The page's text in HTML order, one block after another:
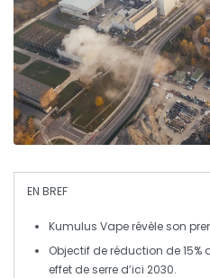
EN BREF
Kumulus Vaperévèle son
Objectif de réduction de15%
effet de serre d’ici 2030.